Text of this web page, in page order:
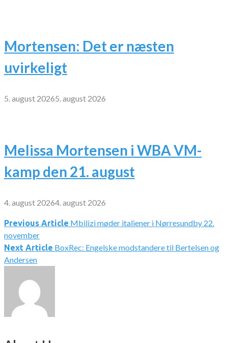
Mortensen: Det er næsten
uvirkeligt
5. august 20265. august 2026
Melissa Mortensen i WBA VM-
kamp den 21. august
4. august 20264. august 2026
Indlægsnavigation
Previous Article Mbilizi møder italiener i Nørresundby 22.
november
Next Article BoxRec: Engelske modstandere til Bertelsen og
Andersen